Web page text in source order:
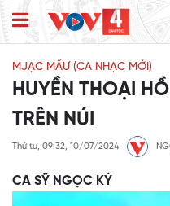
MJẠC MẤƯ (CA NHẠC MỚI)
HUYỀN THOẠI
TRÊN NÚI
Thứ tư, 09:32, 10/07/2024
CA SỸ NGỌC KÝ